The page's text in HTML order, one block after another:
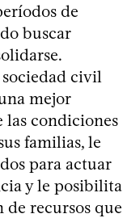
de
buscar
civil
mejor
las condiciones
familias, le
para actuar
y le posibilita
recursos que